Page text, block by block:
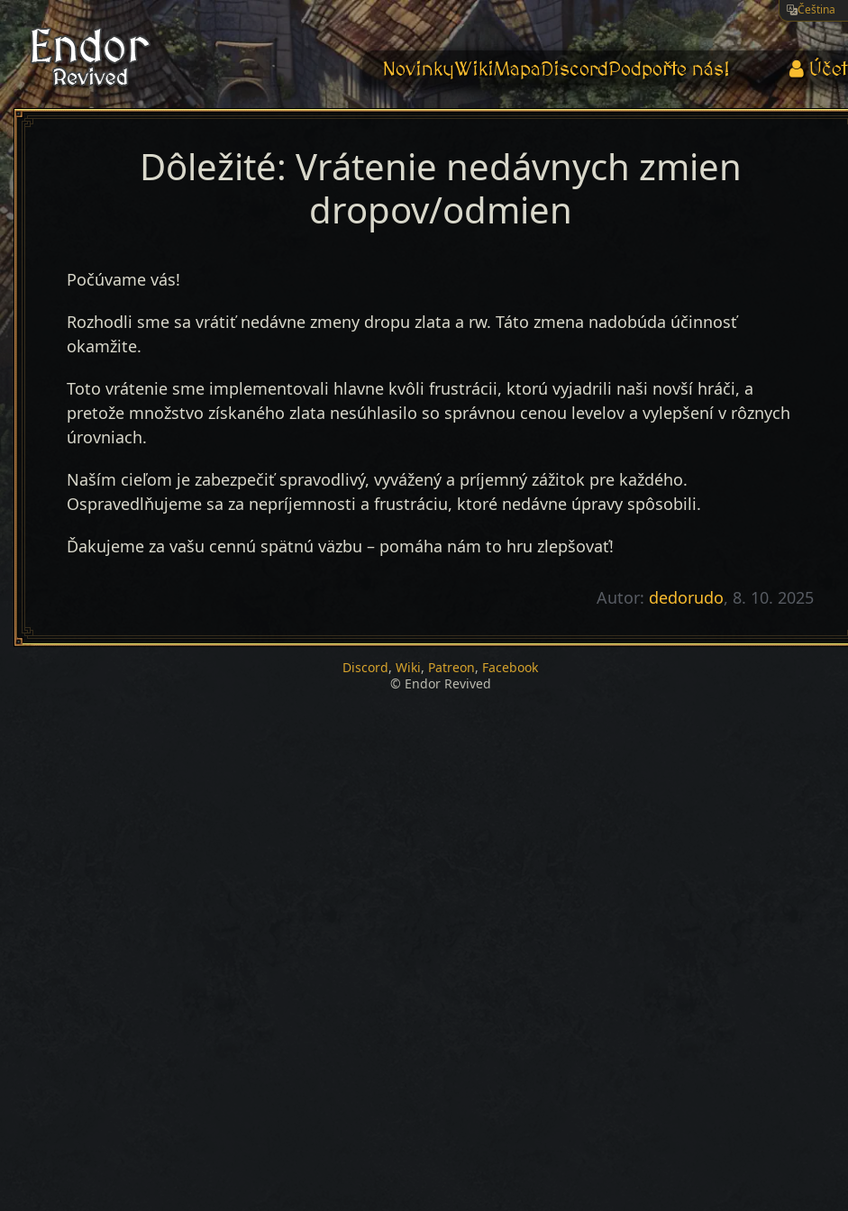
Čeština
NovinkyWikiMapaDiscordPodpořte nás! Účet
Dôležité: Vrátenie nedávnych zmien
dropov/odmien
Počúvame vás!
Rozhodli sme sa vrátiť nedávne zmeny dropu zlata a rw. Táto zmena nadobúda účinnosť
okamžite.
Toto vrátenie sme implementovali hlavne kvôli frustrácii, ktorú vyjadrili naši novší hráči, a
pretože množstvo získaného zlata nesúhlasilo so správnou cenou levelov a vylepšení v rôznych
úrovniach.
Naším cieľom je zabezpečiť spravodlivý, vyvážený a príjemný zážitok pre každého.
Ospravedlňujeme sa za nepríjemnosti a frustráciu, ktoré nedávne úpravy spôsobili.
Ďakujeme za vašu cennú spätnú väzbu – pomáha nám to hru zlepšovať!
Autor: dedorudo, 8. 10. 2025
© Endor Revived
Discord Wiki Patreon Facebook